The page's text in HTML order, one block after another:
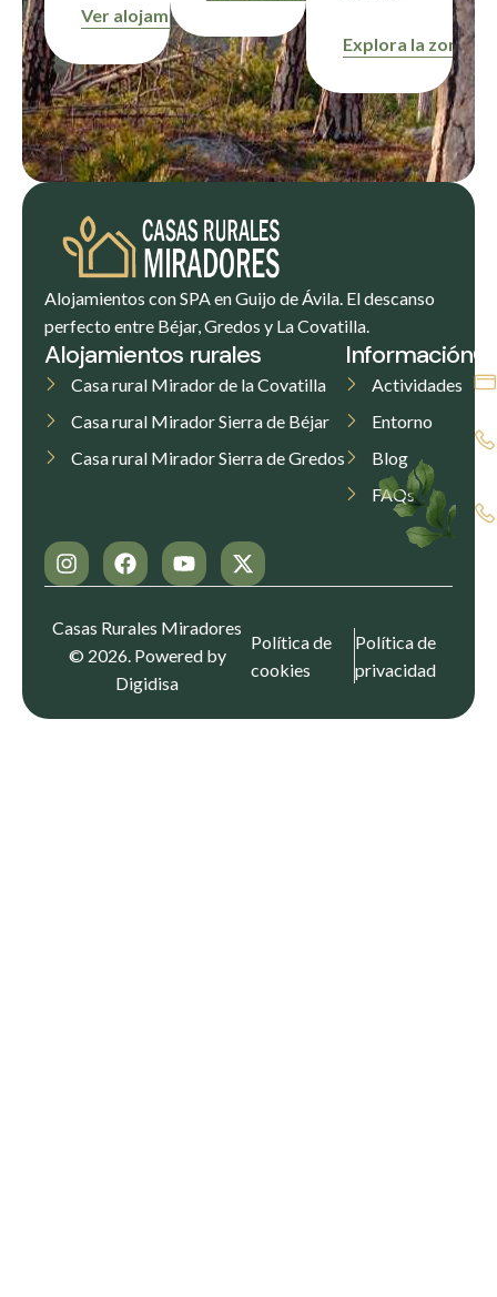
Ver alojamientos
Explora la zona
Alojamientos con SPA en Guijo de Ávila. El descanso
perfecto entre Béjar, Gredos y La Covatilla.
Alojamientos rurales
Casa rural Mirador de la Covatilla
Casa rural Mirador Sierra de Béjar
Casa rural Mirador Sierra de Gredos
Información
Actividades
Entorno
Blog
FAQs
Casas Rurales Miradores
© 2026. Powered by
Digidisa
Política de
cookies
Política de
privacidad